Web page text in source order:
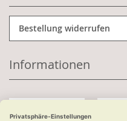
Bestellung widerrufen
Informationen